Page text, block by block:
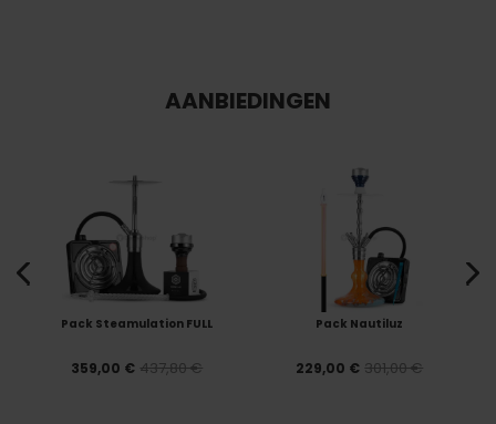
AANBIEDINGEN
Pack Steamulation FULL
359,00 € 437,80 €
Pack Nautiluz
229,00 € 301,00 €